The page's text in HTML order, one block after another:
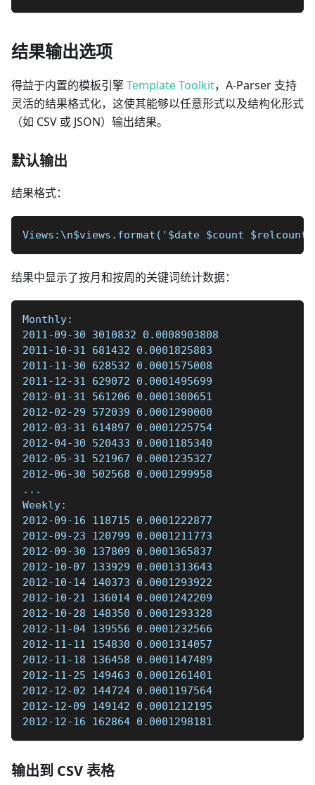
结果输出选项
得益于内置的模板引擎Template Toolkit，A-Parser 支持
灵活的结果格式化，这使其能够以任意形式以及结构化形式
（如 CSV 或 JSON）输出结果。
默认输出
结果格式：
Views:\n$views.format('$date $count
结果中显示了按月和按周的关键词统计数据：
Monthly:
2011-09-30 3010832 0.0008903808
2011-10-31 681432 0.0001825883
2011-11-30 628532 0.0001575008
2011-12-31 629072 0.0001495699
2012-01-31 561206 0.0001300651
2012-02-29 572039 0.0001290000
2012-03-31 614897 0.0001225754
2012-04-30 520433 0.0001185340
2012-05-31 521967 0.0001235327
2012-06-30 502568 0.0001299958
...
Weekly:
2012-09-16 118715 0.0001222877
2012-09-23 120799 0.0001211773
2012-09-30 137809 0.0001365837
2012-10-07 133929 0.0001313643
2012-10-14 140373 0.0001293922
2012-10-21 136014 0.0001242209
2012-10-28 148350 0.0001293328
2012-11-04 139556 0.0001232566
2012-11-11 154830 0.0001314057
2012-11-18 136458 0.0001147489
2012-11-25 149463 0.0001261401
2012-12-02 144724 0.0001197564
2012-12-09 149142 0.0001212195
2012-12-16 162864 0.0001298181
输出到 CSV 表格